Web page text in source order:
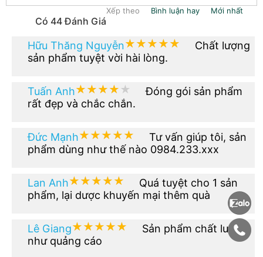
Có 44 Đánh Giá
Xếp theo Bình luận hay Mới nhất
Hữu Thăng Nguyễn★★★★★
★★★★★
Chất lượng
sản phẩm tuyệt vời hài lòng.
Tuấn Anh★★★★★
★★★★★
Đóng gói sản phẩm
rất đẹp và chắc chắn.
Đức Mạnh★★★★★
★★★★★
Tư vấn giúp tôi, sản
phẩm dùng như thế nào 0984.233.xxx
Lan Anh★★★★★
★★★★★
Quá tuyệt cho 1 sản
phẩm, lại dược khuyến mại thêm quà
Lê Giang★★★★★
★★★★★
Sản phẩm chất lượng
như quảng cáo